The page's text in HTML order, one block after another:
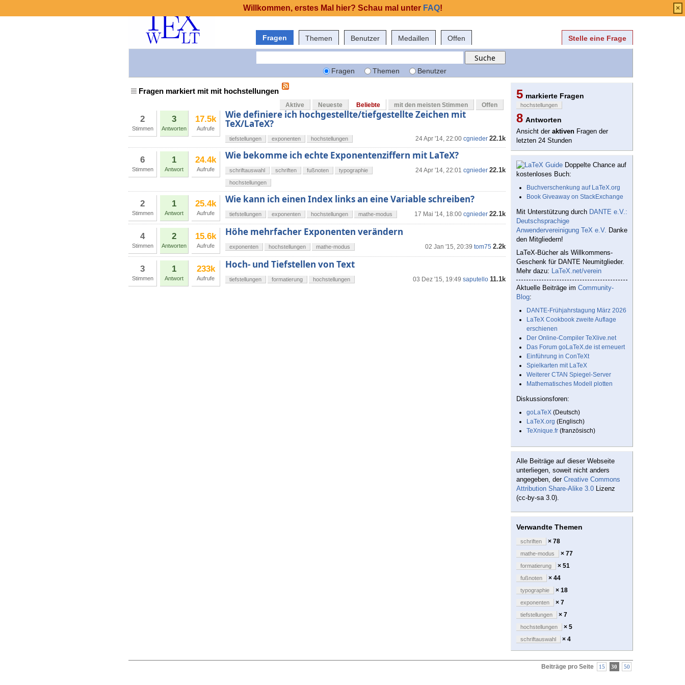
Fragen Themen Benutzer Medaillen Offen Stelle eine Frage
Fragen Themen Benutzer
Fragen markiert mit mit hochstellungen
Aktive Neueste Beliebte mit den meisten Stimmen Offen
2
Stimmen
3
Antworten
17.5k
Aufrufe
Wie definiere ich hochgestellte/tiefgestellte Zeichen mit
TeX/LaTeX?
24 Apr '14, 22:00 cgnieder 22.1k
tiefstellungen exponenten hochstellungen
6
Stimmen
1
Antwort
24.4k
Aufrufe
Wie bekomme ich echte Exponentenziffern mit LaTeX?
24 Apr '14, 22:01 cgnieder 22.1k
schriftauswahl schriften fußnoten
typographie
hochstellungen
2
Stimmen
1
Antwort
25.4k
Aufrufe
Wie kann ich einen Index links an eine Variable schreiben?
17 Mai '14, 18:00 cgnieder 22.1k
tiefstellungen exponenten hochstellungen mathe-modus
4
Stimmen
2
Antworten
15.6k
Aufrufe
Höhe mehrfacher Exponenten verändern
02 Jan '15, 20:39 tom75 2.2k
exponenten hochstellungen mathe-modus
3
Stimmen
1
Antwort
233k
Aufrufe
Hoch- und Tiefstellen von Text
03 Dez '15, 19:49 saputello 11.1k
tiefstellungen formatierung hochstellungen
5 markierte Fragen
hochstellungen
8 Antworten
Ansicht der aktiven Fragen der
letzten 24 Stunden
Doppelte Chance auf
kostenloses Buch:
Buchverschenkung auf LaTeX.org
Book Giveaway on StackExchange
Mit Unterstützung durch DANTE e.V.:
Deutschsprachige
Anwendervereinigung TeX e.V. Danke
den Mitgliedern!
LaTeX-Bücher als Willkommens-
Geschenk für DANTE Neumitglieder.
Mehr dazu: LaTeX.net/verein
Aktuelle Beiträge im Community-
Blog:
DANTE-Frühjahrstagung März 2026
LaTeX Cookbook zweite Auflage
erschienen
Der Online-Compiler TeXlive.net
Das Forum goLaTeX.de ist erneuert
Einführung in ConTeXt
Spielkarten mit LaTeX
Weiterer CTAN Spiegel-Server
Mathematisches Modell plotten
Diskussionsforen:
goLaTeX (Deutsch)
LaTeX.org (Englisch)
TeXnique.fr (französisch)
Alle Beiträge auf dieser Webseite
unterliegen, soweit nicht anders
angegeben, der Creative Commons
Attribution Share-Alike 3.0 Lizenz
(cc-by-sa 3.0).
Verwandte Themen
schriften × 78
mathe-modus × 77
formatierung × 51
fußnoten × 44
typographie × 18
exponenten × 7
tiefstellungen × 7
hochstellungen × 5
schriftauswahl × 4
Beiträge pro Seite 15 30 50
Willkommen, erstes Mal hier? Schau mal unter FAQ! ×